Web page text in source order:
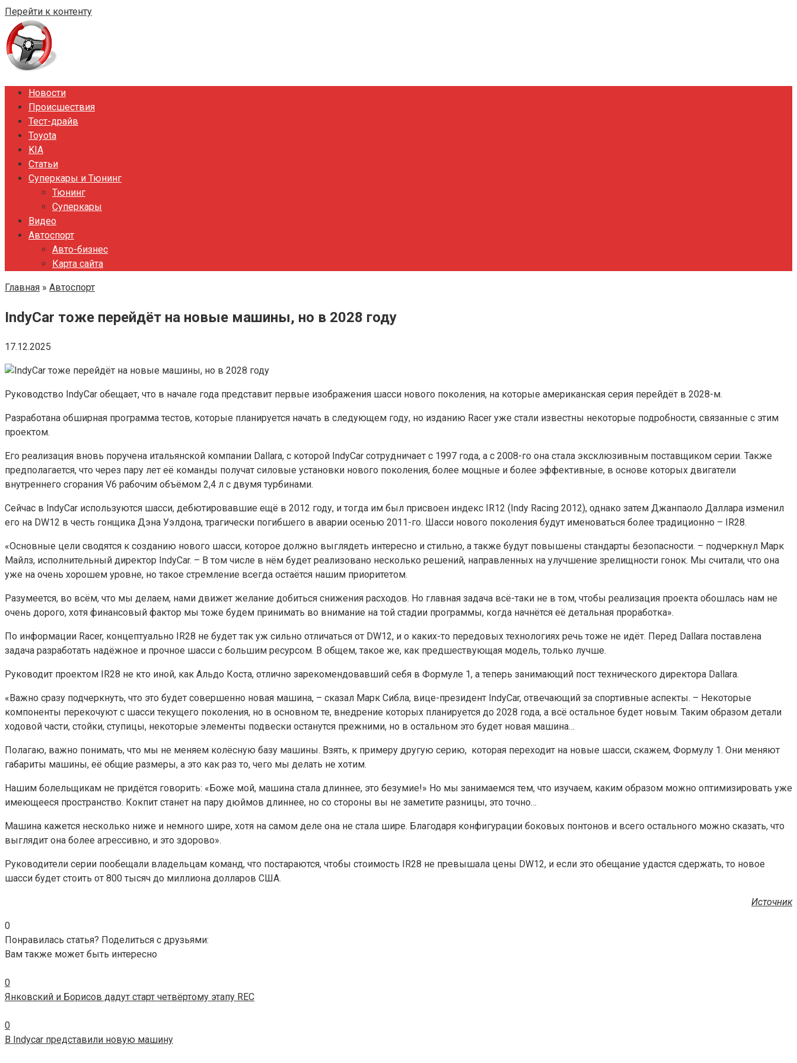
Перейти к контенту
Новости
Происшествия
Тест-драйв
Toyota
KIA
Статьи
Суперкары и Тюнинг
Тюнинг
Суперкары
Видео
Автоспорт
Авто-бизнес
Карта сайта
Главная » Автоспорт
IndyCar тоже перейдёт на новые машины, но в 2028 году
17.12.2025
Руководство IndyCar обещает, что в начале года представит первые изображения шасси нового поколения, на которые американская серия перейдёт в 2028-м.
Разработана обширная программа тестов, которые планируется начать в следующем году, но изданию Racer уже стали известны некоторые подробности, связанные с этим
проектом.
Его реализация вновь поручена итальянской компании Dallara, с которой IndyCar сотрудничает с 1997 года, а с 2008-го она стала эксклюзивным поставщиком серии. Также
предполагается, что через пару лет её команды получат силовые установки нового поколения, более мощные и более эффективные, в основе которых двигатели
внутреннего сгорания V6 рабочим объёмом 2,4 л с двумя турбинами.
Сейчас в IndyCar используются шасси, дебютировавшие ещё в 2012 году, и тогда им был присвоен индекс IR12 (Indy Racing 2012), однако затем Джанпаоло Даллара изменил
его на DW12 в честь гонщика Дэна Уэлдона, трагически погибшего в аварии осенью 2011-го. Шасси нового поколения будут именоваться более традиционно – IR28.
«Основные цели сводятся к созданию нового шасси, которое должно выглядеть интересно и стильно, а также будут повышены стандарты безопасности. – подчеркнул Марк
Майлз, исполнительный директор IndyCar. – В том числе в нём будет реализовано несколько решений, направленных на улучшение зрелищности гонок. Мы считали, что она
уже на очень хорошем уровне, но такое стремление всегда остаётся нашим приоритетом.
Разумеется, во всём, что мы делаем, нами движет желание добиться снижения расходов. Но главная задача всё-таки не в том, чтобы реализация проекта обошлась нам не
очень дорого, хотя финансовый фактор мы тоже будем принимать во внимание на той стадии программы, когда начнётся её детальная проработка».
По информации Racer, концептуально IR28 не будет так уж сильно отличаться от DW12, и о каких-то передовых технологиях речь тоже не идёт. Перед Dallara поставлена
задача разработать надёжное и прочное шасси с большим ресурсом. В общем, такое же, как предшествующая модель, только лучше.
Руководит проектом IR28 не кто иной, как Альдо Коста, отлично зарекомендовавший себя в Формуле 1, а теперь занимающий пост технического директора Dallara.
«Важно сразу подчеркнуть, что это будет совершенно новая машина, – сказал Марк Сибла, вице-президент IndyCar, отвечающий за спортивные аспекты. – Некоторые
компоненты перекочуют с шасси текущего поколения, но в основном те, внедрение которых планируется до 2028 года, а всё остальное будет новым. Таким образом детали
ходовой части, стойки, ступицы, некоторые элементы подвески останутся прежними, но в остальном это будет новая машина…
Полагаю, важно понимать, что мы не меняем колёсную базу машины. Взять, к примеру другую серию, которая переходит на новые шасси, скажем, Формулу 1. Они меняют
габариты машины, её общие размеры, а это как раз то, чего мы делать не хотим.
Нашим болельщикам не придётся говорить: «Боже мой, машина стала длиннее, это безумие!» Но мы занимаемся тем, что изучаем, каким образом можно оптимизировать уже
имеющееся пространство. Кокпит станет на пару дюймов длиннее, но со стороны вы не заметите разницы, это точно…
Машина кажется несколько ниже и немного шире, хотя на самом деле она не стала шире. Благодаря конфигурации боковых понтонов и всего остального можно сказать, что
выглядит она более агрессивно, и это здорово».
Руководители серии пообещали владельцам команд, что постараются, чтобы стоимость IR28 не превышала цены DW12, и если это обещание удастся сдержать, то новое
шасси будет стоить от 800 тысяч до миллиона долларов США.
Источник
0
Понравилась статья? Поделиться с друзьями:
Вам также может быть интересно
0
Янковский и Борисов дадут старт четвёртому этапу REC
0
В Indycar представили новую машину